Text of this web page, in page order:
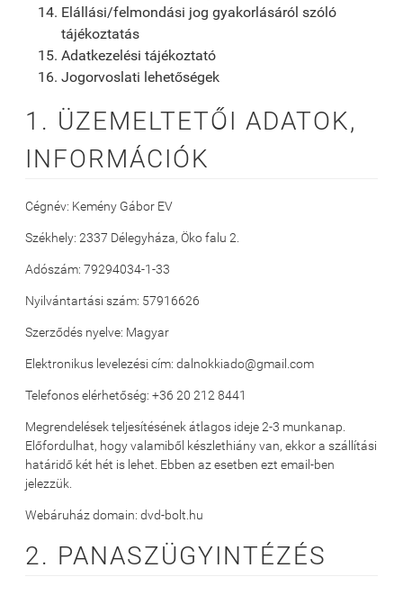
Elállási/felmondási jog gyakorlásáról szóló
tájékoztatás
Adatkezelési tájékoztató
Jogorvoslati lehetőségek
1. ÜZEMELTETŐI ADATOK,
INFORMÁCIÓK
Cégnév: Kemény Gábor EV
Székhely: 2337 Délegyháza, Öko falu 2.
Adószám: 79294034-1-33
Nyilvántartási szám: 57916626
Szerződés nyelve: Magyar
Elektronikus levelezési cím: dalnokkiado@gmail.com
Telefonos elérhetőség: +36 20 212 8441
Megrendelések teljesítésének átlagos ideje 2-3 munkanap.
Előfordulhat, hogy valamiből készlethiány van, ekkor a szállítási
határidő két hét is lehet. Ebben az esetben ezt email-ben
jelezzük.
Webáruház domain: dvd-bolt.hu
2. PANASZÜGYINTÉZÉS